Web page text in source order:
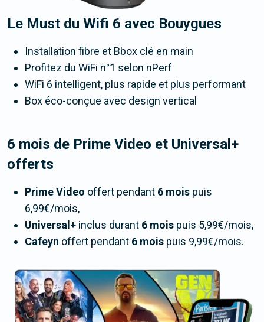
Le Must du Wifi 6 avec Bouygues
Installation fibre et Bbox clé en main
Profitez du WiFi n°1 selon nPerf
WiFi 6 intelligent, plus rapide et plus performant
Box éco-conçue avec design vertical
6 mois de Prime Video et Universal+
offerts
Prime Video offert pendant 6 mois puis
6,99€/mois,
Universal+ inclus durant 6 mois puis 5,99€/mois,
Cafeyn offert pendant 6 mois puis 9,99€/mois.